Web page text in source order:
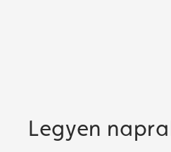
Legyen